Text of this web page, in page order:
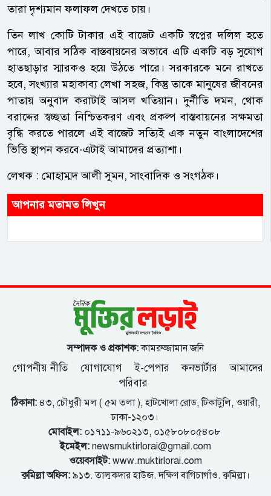
তারা দৃশ্যমান ফলাফল দেখতে চায়।
তিন লাখ কোটি টাকার এই বাজেট একটি স্বপ্নের দলিল হতে
পারে, আবার সঠিক বাস্তবায়নের অভাবে এটি একটি বড় সুযোগ
হাতছাড়ার স্মারকও হয়ে উঠতে পারে। সরকারকে মনে রাখতে
হবে, সংখ্যার মহাকাব্য লেখা সহজ, কিন্তু তাকে মানুষের জীবনের
পাতায় অনুবাদ করাটাই আসল খতিয়ান। দুর্নীতি দমন, থোক
বরাদ্দের স্বচ্ছতা নিশ্চিতকরণ এবং প্রকল্প বাস্তবায়নের সক্ষমতা
বৃদ্ধি করতে পারলে এই বাজেট সত্যিই এক নতুন বাংলাদেশের
ভিত্তি স্থাপন করবে-এটাই আমাদের প্রত্যাশা।
লেখক : মোহাম্মদ আলী সুমন, সাংবাদিক ও সংগঠক।
আপনার মতামত লিখুন
সম্পাদক ও প্রকাশক:কামরুজ্জামান জনি
গোপনীয় নীতি যোগাযোগ ই-পেপার কনভার্টার
আমাদের
পরিবার
ঠিকানা:৪৩, চৌধুরী মল ( ৫ম তলা ), হাটখোলা রোড, টিকাটুলি, ওয়ারী,
ঢাকা-১২০৩।
মোবাইল:০১৭১১-৯৬০২১৩, ০১৫৮০৮০৫৪০৮
ইমেইল: newsmuktirlorai@gmail.com
ওয়েবসাইট: www.muktirlorai.com
কুমিল্লা অফিস: ৯১৩, তালুকদার হাউজ, দক্ষিণ বাগিচাগাঁও, কুমিল্লা।